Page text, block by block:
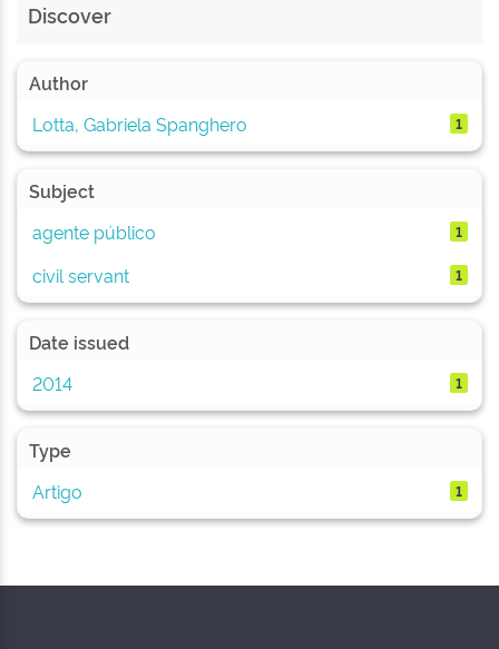
Discover
Author
Lotta, Gabriela Spanghero
1
Subject
agente público
1
civil servant 1
Date issued
2014
1
Type
Artigo
1